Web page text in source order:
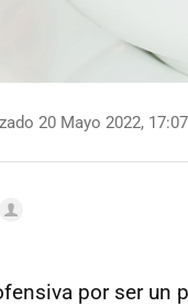
20 Mayo 2022, 17:07
por ser un